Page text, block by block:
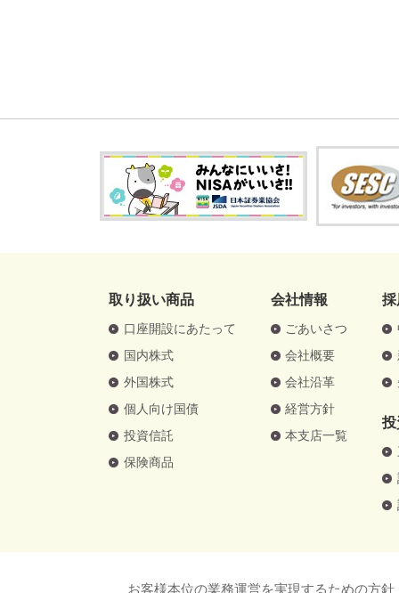
取り扱い商品
口座開設にあたって
国内株式
外国株式
個人向け国債
投資信託
保険商品
会社情報
ごあいさつ
会社概要
会社沿革
経営方針
本支店一覧
お客様本位の業務運営を実現するための方針